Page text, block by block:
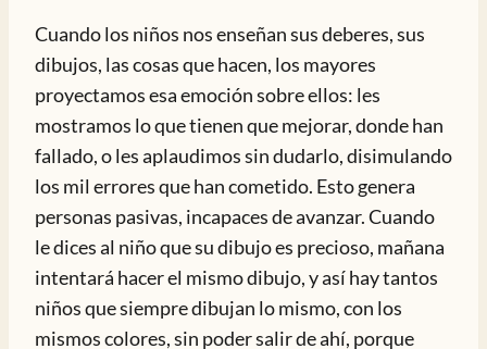
Cuando los niños nos enseñan sus deberes, sus
dibujos, las cosas que hacen, los mayores
proyectamos esa emoción sobre ellos: les
mostramos lo que tienen que mejorar, donde han
fallado, o les aplaudimos sin dudarlo, disimulando
los mil errores que han cometido. Esto genera
personas pasivas, incapaces de avanzar. Cuando
le dices al niño que su dibujo es precioso, mañana
intentará hacer el mismo dibujo, y así hay tantos
niños que siempre dibujan lo mismo, con los
mismos colores, sin poder salir de ahí, porque